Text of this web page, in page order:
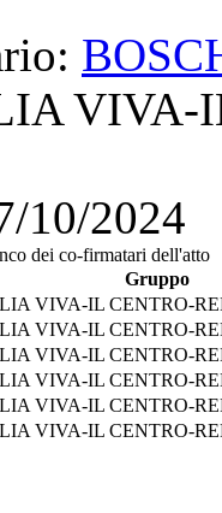
VIVA-
10/2024
dei co-firmatari dell'atto
Gruppo
VIVA-IL CENTRO-
VIVA-IL CENTRO-
VIVA-IL CENTRO-
VIVA-IL CENTRO-
VIVA-IL CENTRO-
VIVA-IL CENTRO-